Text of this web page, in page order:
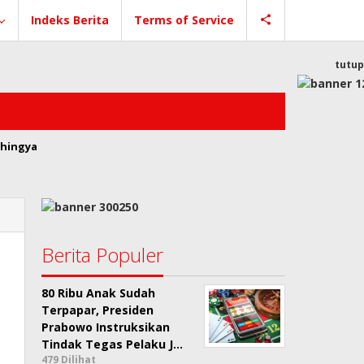
Indeks Berita Terms of Service
tutup
Berita Populer
80 Ribu Anak Sudah
Terpapar, Presiden
Prabowo Instruksikan
Tindak Tegas Pelaku J…
479 Dilihat